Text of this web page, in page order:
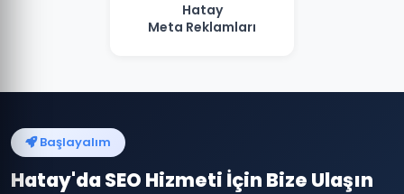
Hatay
Meta Reklamları
Başlayalım
Hatay'da SEO Hizmeti İçin Bize Ulaşın